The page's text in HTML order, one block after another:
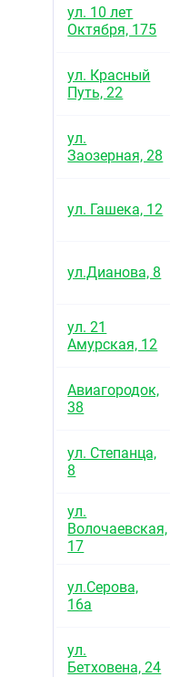
ул. 10 лет
Октября, 175
ул. Красный
Путь, 22
ул.
Заозерная, 28
ул. Гашека, 12
ул.Дианова, 8
ул. 21
Амурская, 12
Авиагородок,
38
ул. Степанца,
8
ул.
Волочаевская,
17
ул.Серова,
16а
ул.
Бетховена, 24